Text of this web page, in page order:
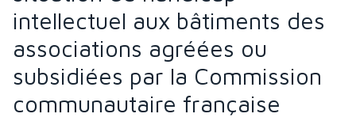
intellectuel aux bâtiments des
associations agréées ou
subsidiées par la Commission
communautaire française